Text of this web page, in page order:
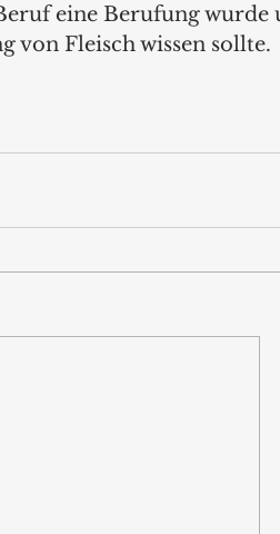
eine Berufung wurde
von Fleisch wissen sollte.